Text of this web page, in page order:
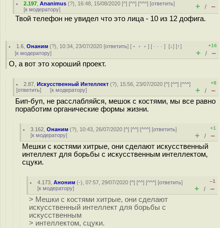
2.197 ,Ananimus (?), 16:48, 15/08/2020 [^] [^^] [^^^] [ответить]
[к модератору] + / –
Твой телефон не увидел что это лица - 10 из 12 дофига.
1.6 ,Онаним (?), 10:34, 23/07/2020 [ответить] [ ﹢﹢﹢] [ · · ·][↓] [↑]
[к модератору]
+16
+ / –
О, а вот это хороший проект.
2.87 ,Искусственный Интеллект (?), 15:56, 23/07/2020 [^] [^^] [^^^]
[ответить] [к модератору]
+8
+ / –
Бип-буп, не расслабляйся, мешок с костями, мы все равно
поработим органические формы жизни.
3.162 ,Онаним (?), 10:43, 26/07/2020 [^] [^^] [^^^] [ответить]
[к модератору]
+1
+ / –
Мешки с костями хитрые, они сделают искусственный
интеллект для борьбы с искусственным интеллектом,
сцуки.
4.173 ,Аноним (-), 07:57, 29/07/2020 [^] [^^] [^^^] [ответить]
[к модератору]
–1
+ / –
> Мешки с костями хитрые, они сделают
искусственный интеллект для борьбы с
искусственным
> интеллектом, сцуки.